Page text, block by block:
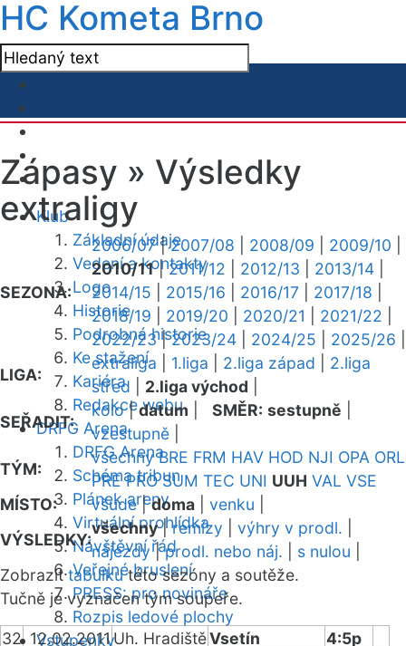
HC Kometa Brno
Klub
Základní údaje
Vedení a kontakty
Logo
Historie
Podrobná historie
Ke stažení
Kariéra
Redakce webu
DRFG Arena
DRFG Arena
Schéma tribun
Plánek areny
Virtuální prohlídka
Návštěvní řád
Veřejné bruslení
PRESS: pro novináře
Rozpis ledové plochy
Vstupenky
Zápasy » Výsledky
extraligy
SEZONA:
2006/07|2007/08 2008/09 2009/10
2010/11|2011/12 2012/13 2013/14
2014/15
2015/16 2016/17 2017/18
2018/19
2019/20 2020/21 2021/22
2022/23|2023/24 2024/25 2025/26
LIGA:
extraliga 1.liga 2.liga západ
2.liga
střed
2.liga východ
SEŘADIT:
kolo|datum SMĚR: sestupně
vzestupně
TÝM:
všechny BRE FRM HAV HOD NJI OPA ORL
PRE PRO SUM TEC UNI UUH VAL VSE
MÍSTO:
všude|doma venku
VÝSLEDKY:
všechny|remízy výhry v prodl.
nájezdy|prodl. nebo náj. s nulou
Zobrazittabulkutéto sezóny a soutěže.
Tučně je vyznačen tým soupeře.
32 12.02.2011Uh. HradištěVsetín
4:5p